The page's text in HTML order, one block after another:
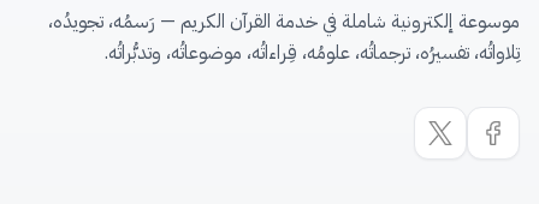
موسوعة إلكترونية شاملة في خدمة القرآن الكريم — رَسمُه، تجويدُه،
تِلاواتُه، تفسيرُه، ترجماتُه، علومُه، قِراءاتُه، موضوعاتُه، وتدبُّراتُه.